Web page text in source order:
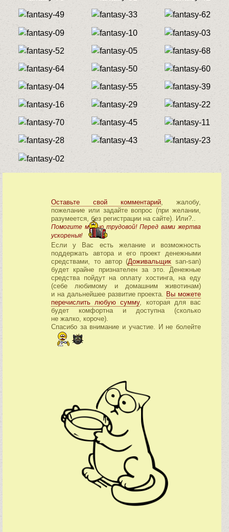
Оставьте свой комментарий , жалобу,
пожелание или задайте вопрос (при желании,
разумеется, без регистрации на сайте). Или?..
Помогите медью трудовой! Перед вами жертва
ускоренья!
Если у Вас есть желание и возможность
поддержать автора и его проект денежными
средствами, то автор (Доживальщик san-san)
будет крайне признателен за это. Денежные
средства пойдут на оплату хостинга, на еду
(себе любимому и домашним животинам)
и на дальнейшее развитие проекта. Вы можете
перечислить любую сумму, которая для вас
будет комфортна и доступна (сколько
не жалко, короче).
Спасибо за внимание и участие. И не болейте